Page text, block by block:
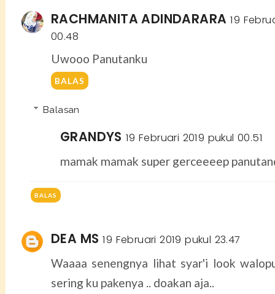
RACHMANITA ADINDARARA 19
00.48
Uwooo Panutanku
BALAS
Balasan
GRANDYS 19 Februari 2019 pukul 00.51
mamak mamak super gerceeeep
BALAS
DEA MS 19 Februari 2019 pukul 23.47
Waaaa senengnya lihat syar'i look
sering ku pakenya .. doakan aja..